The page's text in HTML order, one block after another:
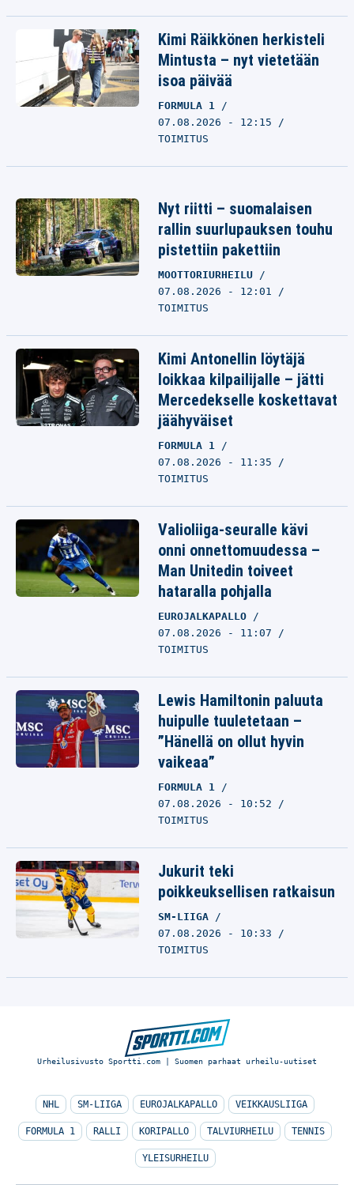
Kimi Räikkönen herkisteli
Mintusta – nyt vietetään
isoa päivää
FORMULA 1
07.08.2026 - 12:15
TOIMITUS
Nyt riitti – suomalaisen
rallin suurlupauksen touhu
pistettiin pakettiin
MOOTTORIURHEILU
07.08.2026 - 12:01
TOIMITUS
Kimi Antonellin löytäjä
loikkaa kilpailijalle – jätti
Mercedekselle koskettavat
jäähyväiset
FORMULA 1
07.08.2026 - 11:35
TOIMITUS
Valioliiga-seuralle kävi
onni onnettomuudessa –
Man Unitedin toiveet
hataralla pohjalla
EUROJALKAPALLO
07.08.2026 - 11:07
TOIMITUS
Lewis Hamiltonin paluuta
huipulle tuuletetaan –
”Hänellä on ollut hyvin
vaikeaa”
FORMULA 1
07.08.2026 - 10:52
TOIMITUS
Jukurit teki
poikkeuksellisen ratkaisun
SM-LIIGA
07.08.2026 - 10:33
TOIMITUS
Urheilusivusto Sportti.com | Suomen parhaat urheilu-uutiset
NHL SM-LIIGA EUROJALKAPALLO VEIKKAUSLIIGA
FORMULA 1 RALLI KORIPALLO TALVIURHEILU TENNIS
YLEISURHEILU